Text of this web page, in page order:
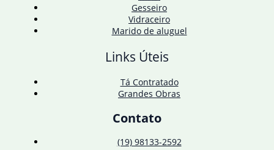
Gesseiro
Vidraceiro
Marido de aluguel
Links Úteis
Tá Contratado
Grandes Obras
Contato
(19) 98133-2592